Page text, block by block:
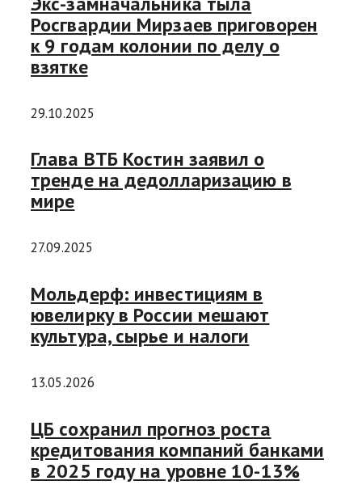
Росгвардии Мирзаев приговорен
к 9 годам колонии по делу о
взятке
29.10.2025
Глава ВТБ Костин заявил о
тренде на дедолларизацию в
мире
27.09.2025
Мольдерф: инвестициям в
ювелирку в России мешают
культура, сырье и налоги
13.05.2026
ЦБ сохранил прогноз роста
кредитования компаний банками
в 2025 году на уровне 10-13%